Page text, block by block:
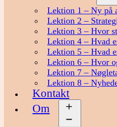
Lektion 1 – Ny på
Lektion 2 –
Lektion 3 – Hvor
Lektion 4 – Hvad
Lektion 5 – Hvad
Lektion 6 – Hvor
Lektion 7 –
Lektion 8 –
Kontakt
Om